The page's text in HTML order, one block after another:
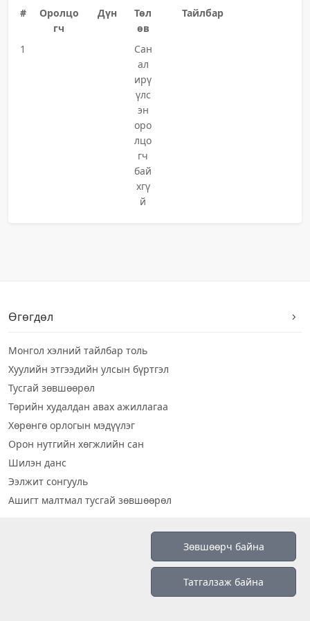
#
Оролцо
гч
Дүн
Төл
өв
Тайлбар
1
Сан
ал
ирү
үлс
эн
оро
лцо
гч
бай
хгү
й
Өгөгдөл
Монгол хэлний тайлбар толь
Хуулийн этгээдийн улсын бүртгэл
Тусгай зөвшөөрөл
Төрийн худалдан авах ажиллагаа
Хөрөнгө орлогын мэдүүлэг
Орон нутгийн хөгжлийн сан
Шилэн данс
Ээлжит сонгууль
Ашигт малтмал тусгай зөвшөөрөл
Зөвшөөрч байна
Татгалзаж байна